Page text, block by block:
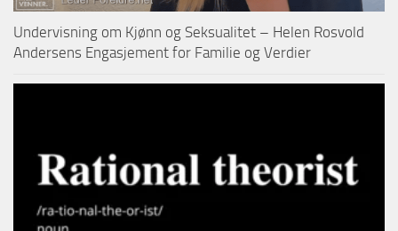
Undervisning om Kjønn og Seksualitet – Helen Rosvold
Andersens Engasjement for Familie og Verdier